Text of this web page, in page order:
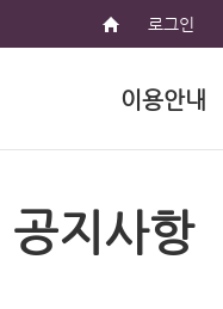
로그인
이용안내
공지사항